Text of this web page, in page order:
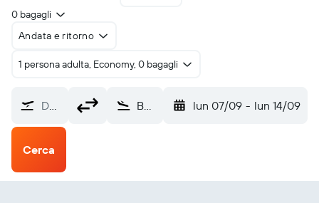
0 bagagli
Andata e ritorno
1 persona adulta, Economy, 0 bagagli
Da dove? Baoshan Tengchong Tuofeng (TCZ) lun 07/09 - lun 14/09
Cerca